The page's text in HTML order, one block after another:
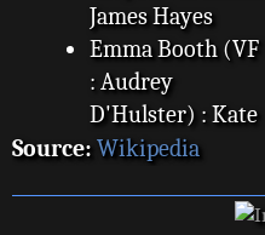
James Hayes
Emma Booth (VF
: Audrey
D'Hulster) : Kate
Willis
Source: Wikipedia